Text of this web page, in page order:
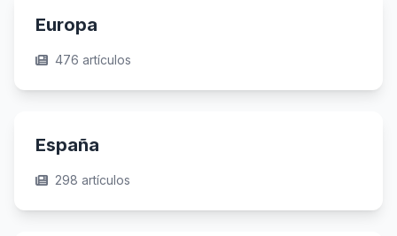
Europa
476 artículos
España
298 artículos